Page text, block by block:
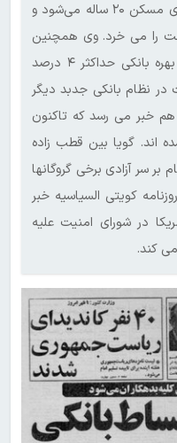
تجارت خارجی ملی شد و کلیه وام‌های مسکن ۲۰ ساله می‌شود و
را می خرد. وی همچنین
اضافه کرده که از این پس به جای بهره بانکی حداکثر ۴ درصد
در نظام بانکی جدبد دیگر
خبر می رسد که تاکنون
اند. گویا بین قطب زاده
بر سر آزادی برخی گروگانها
کویتی السیاسیه خبر
در شورای امنیت علیه
می کند.